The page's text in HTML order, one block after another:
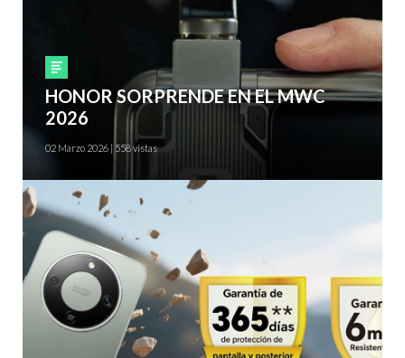
Smartphones
HONOR SORPRENDE EN EL MWC
2026
02 Marzo 2026 | 558 vistas